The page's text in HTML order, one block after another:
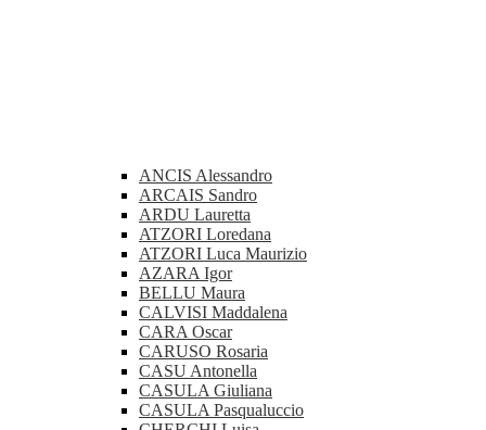
ANCIS Alessandro
ARCAIS Sandro
ARDU Lauretta
ATZORI Loredana
ATZORI Luca Maurizio
AZARA Igor
BELLU Maura
CALVISI Maddalena
CARA Oscar
CARUSO Rosaria
CASU Antonella
CASULA Giuliana
CASULA Pasqualuccio